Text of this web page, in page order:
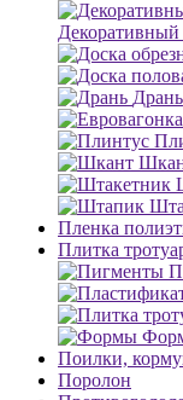
Дрань
Пленка
Плитка
Поилки,
Поролон